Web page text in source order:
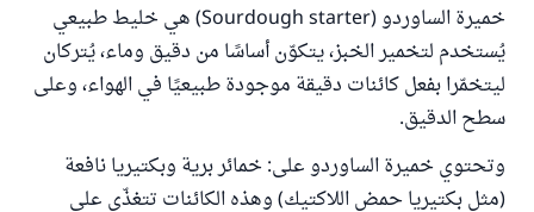
خميرة الساوردو (Sourdough starter) هي خليط طبيعي
يُستخدم لتخمير الخبز، يتكوّن أساسًا من دقيق وماء، يُتركان
ليتخمّرا بفعل كائنات دقيقة موجودة طبيعيًا في الهواء، وعلى
سطح الدقيق.
وتحتوي خميرة الساوردو على: خمائر برية وبكتيريا نافعة
(مثل بكتيريا حمض اللاكتيك) وهذه الكائنات تتغذّى على